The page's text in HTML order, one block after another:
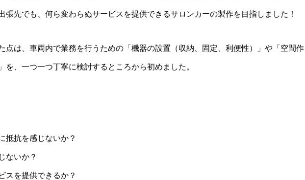
張先でも、何ら変わらぬサービスを提供できるサロンカーの製作を目指しました！
点は、車両内で業務を行うための「機器の設置（収納、固定、利便性）」や「空間
を、一つ一つ丁寧に検討するところから初めました。
抵抗を感じないか？
ないか？
スを提供できるか？